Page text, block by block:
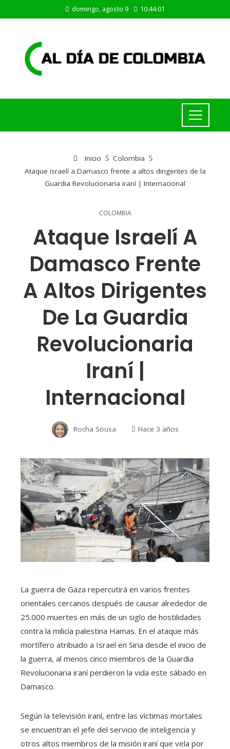
domingo, agosto 9 10:44:02
Inicio
Colombia
Ataque israelí a Damasco frente a altos dirigentes de la
Guardia Revolucionaria iraní | Internacional
COLOMBIA
Ataque Israelí A
Damasco Frente
A Altos Dirigentes
De La Guardia
Revolucionaria
Iraní |
Internacional
Rocha Sousa Hace 3 años
La guerra de Gaza repercutirá en varios frentes
orientales cercanos después de causar alrededor de
25.000 muertes en más de un siglo de hostilidades
contra la milicia palestina Hamas. En el ataque más
mortífero atribuido a Israel en Siria desde el inicio de
la guerra, al menos cinco miembros de la Guardia
Revolucionaria iraní perdieron la vida este sábado en
Damasco.
Según la televisión iraní, entre las víctimas mortales
se encuentran el jefe del servicio de inteligencia y
otros altos miembros de la misión iraní que vela por